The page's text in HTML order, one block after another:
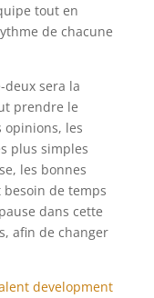
tout en
de chacune
deux sera la
prendre le
opinions, les
plus simples
les bonnes
de temps
dans cette
afin de changer
development